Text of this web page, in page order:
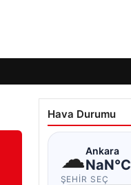
Hava Durumu
☁Ankara
NaN°C
ŞEHIR SEÇ